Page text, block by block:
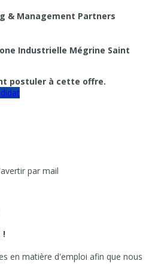
& Management Partners
Industrielle Mégrine Saint
postuler à cette offre.
par mail
!
en matière d'emploi afin que nous